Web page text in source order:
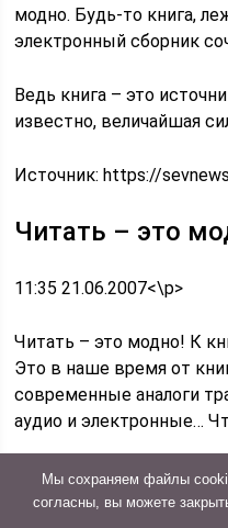
модно. Будь-то книга,
электронный сборник
Ведь книга – это
известно, величайшая
Источник:https://
Читать – это
11:35 21.06.2007<\p>
Читать – это модно! К
Это в наше время от
современные аналоги
аудио и электронные…
Читать – это модно!
Мы сохраняем файлы
согласны, вы можете